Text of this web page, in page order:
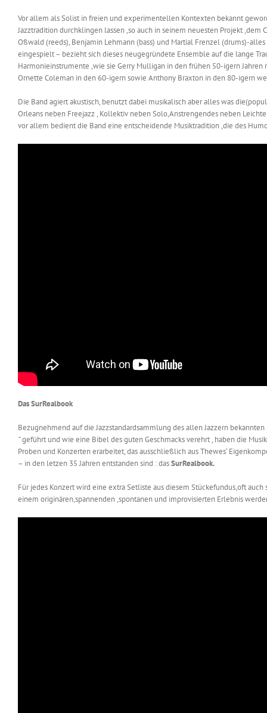
Vor allem als Solist in freien und experimentellen Kontexten bekannt
Jazztradition durchklingen lassen ,so auch in seinem neuesten Projekt ,dem
Oßwald (reeds), Benjamin Lehmann (bass) und Martial Frenzel (drums)-
eingespielt – bezieht sich dieses neugegründete Ensemble auf die lange
Harmonieinstrumente ,wie sie Gerry Mulligan in den frühen 50-igern
Ornette Coleman in den 60-igern sowie Anthony Braxton in den 80-igern
Die Band agiert akustisch, benutzt dabei musikalisch aber alles was
Orleans neben Freejazz , Kollektiv neben Solo,Anstrengendes neben
vor allem bedient die Band eine entscheidende Musiktradition ,die des
Das SurRealbook
Bezugnehmend auf die Jazzstandardsammlung des allen Jazzern bekannten
“geführt und wie eine Bibel des guten Geschmacks verehrt , haben die
Proben und Konzerten erarbeitet, das ausschließlich aus Thewes‘
– in den letzen 35 Jahren entstanden sind : dasSurRealbook.
Für jedes Konzert wird eine extra Setliste aus diesem Stückefundus,oft
einem originären,spannenden ,spontanen und improvisierten Erlebnis